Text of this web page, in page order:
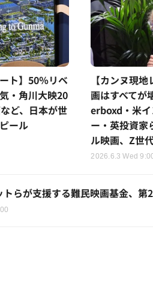
ト】50％リベ
・角川大映20
ど、日本が世
ール
【カンヌ現
画はすべて
erboxd・米
ー・英投資家
ル映画、Z世
2026.6.3 Wed
らが支援する難民映画基金、